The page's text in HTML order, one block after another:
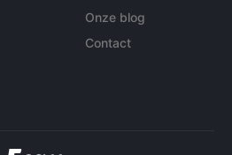
Onze blog
Contact